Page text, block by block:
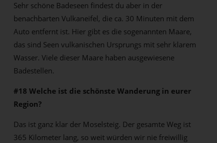
Sehr schöne Badeseen findest du aber in der
benachbarten Vulkaneifel, die ca. 30 Minuten mit dem
Auto entfernt ist. Hier gibt es die sogenannten Maare,
das sind Seen vulkanischen Ursprungs mit sehr klarem
Wasser. Viele dieser Maare haben ausgewiesene
Badestellen.
#18 Welche ist die schönste Wanderung in eurer
Region?
Das ist ganz klar der Moselsteig. Der gesamte Weg ist
365 Kilometer lang, so weit würden wir nie freiwillig